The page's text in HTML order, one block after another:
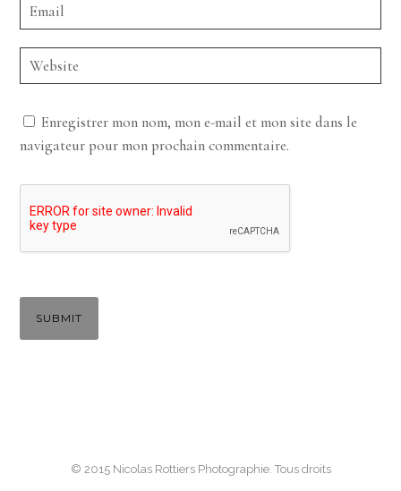
Enregistrer mon nom, mon e-mail et mon site dans le
navigateur pour mon prochain commentaire.
© 2015 Nicolas Rottiers Photographie. Tous droits